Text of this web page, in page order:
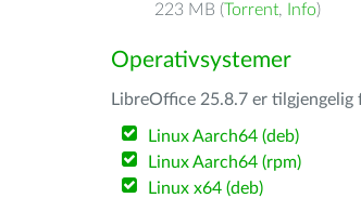
223 MB (Torrent, Info)
Operativsystemer
LibreOffice 25.8.7 er
Linux Aarch64 (deb)
Linux Aarch64 (rpm)
Linux x64 (deb)